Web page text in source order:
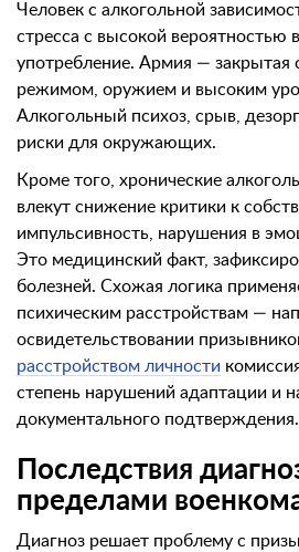
Человек с алкогольной
стресса с высокой вероятностью
употребление. Армия — закрытая
режимом, оружием и высоким
Алкогольный психоз, срыв,
риски для окружающих.
Кроме того, хронические
влекут снижение критики к
импульсивность, нарушения в
Это медицинский факт,
болезней. Схожая логика
психическим расстройствам —
освидетельствовании
расстройством личности
степень нарушений адаптации и
документального подтверждения.
Последствия
пределами
Диагноз решает проблему с